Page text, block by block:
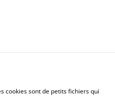
Legal Terms
cookies sont de petits fichiers qui